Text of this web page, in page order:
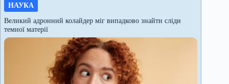
НАУКА
Великий адронний колайдер міг випадково знайти сліди
темної матерії